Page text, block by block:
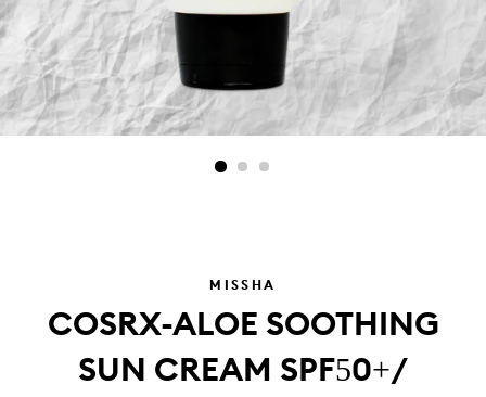
MISSHA
COSRX-ALOE SOOTHING
SUN CREAM SPF50+/